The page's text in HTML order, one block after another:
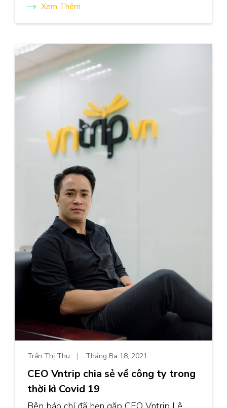
Xem Thêm
Trần Thị Thu Tháng Ba 18, 2021
CEO Vntrip chia sẻ về công ty trong
thời kì Covid 19